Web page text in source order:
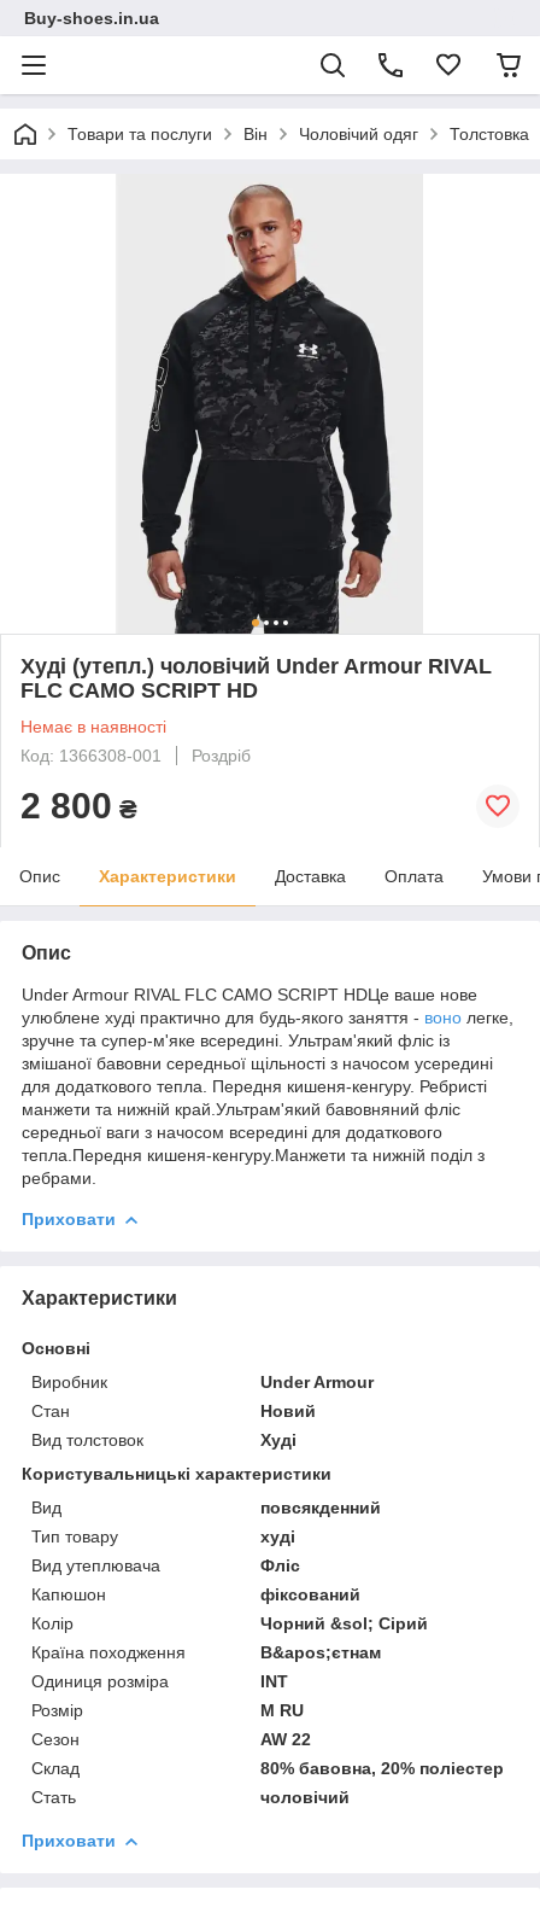
Buy-shoes.in.ua
Товари та послуги Він Чоловічий одяг Толстовка
Худі (утепл.) чоловічий Under Armour RIVAL
FLC CAMO SCRIPT HD
Немає в наявності
Код: 1366308-001
Роздріб
2 800 ₴
Опис Характеристики Доставка Оплата Умови
Опис
Under Armour RIVAL FLC CAMO SCRIPT HDЦе ваше нове
улюблене худі практично для будь-якого заняття - воно легке,
зручне та супер-м'яке всередині. Ультрам'який фліс із
змішаної бавовни середньої щільності з начосом усередині
для додаткового тепла. Передня кишеня-кенгуру. Ребристі
манжети та нижній край.Ультрам'який бавовняний фліс
середньої ваги з начосом всередині для додаткового
тепла.Передня кишеня-кенгуру.Манжети та нижній поділ з
ребрами.
Приховати
Характеристики
Основні
Виробник
Under Armour
Стан
Новий
Вид толстовок
Худі
Користувальницькі характеристики
Вид
повсякденний
Тип товару
худі
Вид утеплювача
Фліс
Капюшон
фіксований
Колір
Чорний &sol; Сірий
Країна походження
В&apos;єтнам
Одиниця розміра
INT
Розмір
M RU
Сезон
AW 22
Склад
80% бавовна, 20% поліестер
Стать
чоловічий
Приховати